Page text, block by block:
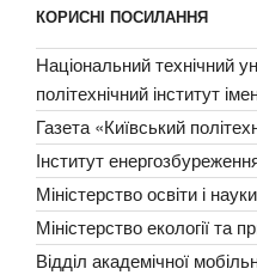
КОРИСНІ ПОСИЛАННЯ
Національний технічний
політехнічний інститут
Газета «Київський
Інститут
Міністерство освіти і
Міністерство екології та
Відділ академічної